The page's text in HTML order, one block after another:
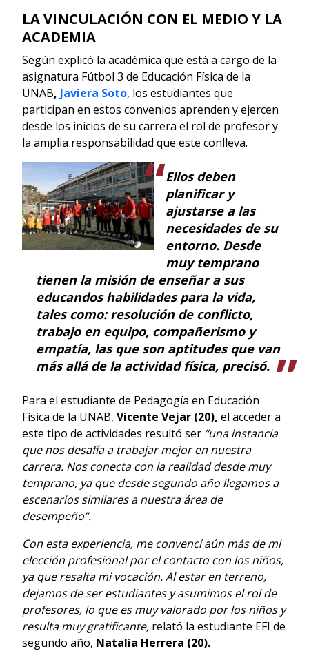
LA VINCULACIÓN CON EL MEDIO Y LA
ACADEMIA
Según explicó la académica que está a cargo de la
asignatura Fútbol 3 de Educación Física de la
UNAB, Javiera Soto, los estudiantes que
participan en estos convenios aprenden y ejercen
desde los inicios de su carrera el rol de profesor y
la amplia responsabilidad que este conlleva.
Ellos deben
planificar y
ajustarse a las
necesidades de su
entorno. Desde
muy temprano
tienen la misión de enseñar a sus
educandos habilidades para la vida,
tales como: resolución de conflicto,
trabajo en equipo, compañerismo y
empatía, las que son aptitudes que van
más allá de la actividad física, precisó.
Para el estudiante de Pedagogía en Educación
Física de la UNAB, Vicente Vejar (20), el acceder a
este tipo de actividades resultó ser “una instancia
que nos desafía a trabajar mejor en nuestra
carrera. Nos conecta con la realidad desde muy
temprano, ya que desde segundo año llegamos a
escenarios similares a nuestra área de
desempeño”.
Con esta experiencia, me convencí aún más de mi
elección profesional por el contacto con los niños,
ya que resalta mi vocación. Al estar en terreno,
dejamos de ser estudiantes y asumimos el rol de
profesores, lo que es muy valorado por los niños y
resulta muy gratificante, relató la estudiante EFI de
segundo año, Natalia Herrera (20).